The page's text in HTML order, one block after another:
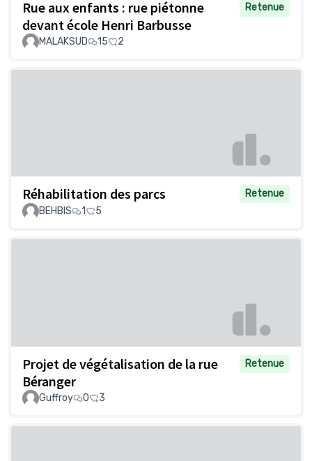
Rue aux enfants : rue piétonne
devant école Henri Barbusse
Retenue
MALAKSUD 15 2
Réhabilitation des parcs
Retenue
BEHBIS
1 5
Projet de végétalisation de la rue
Béranger
Retenue
Guffroy 0 3